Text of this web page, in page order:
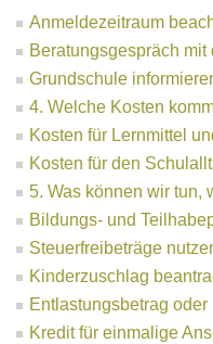
Anmeldezeitraum
Beratungsgespräch
Grundschule
4. Welche Kosten
Kosten für Lernmittel
Kosten für den
5. Was können wir tun,
Bildungs- und
Steuerfreibeträge
Kinderzuschlag
Entlastungsbetrag
Kredit für einmalige